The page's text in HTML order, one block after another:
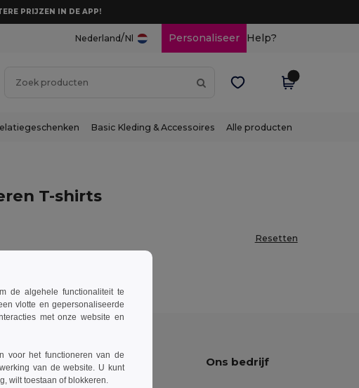
PRIJZEN IN DE APP!
Nederland/Nl Personaliseer Help?
Basic Kleding & Accessoires Alle producten
T-shirts
Resetten
Hulp nodig? Ons bedrijf
de algehele functionaliteit te
vlotte en gepersonaliseerde
met onze website en
voor het functioneren van de
van de website. U kunt
wilt toestaan of blokkeren.